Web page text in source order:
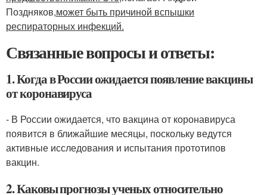
Поздняков,может быть причиной вспышки
респираторных инфекций.
Связанные вопросы и ответы:
1. Когда в России ожидается появление вакцины
от коронавируса
- В России ожидается, что вакцина от коронавируса
появится в ближайшие месяцы, поскольку ведутся
активные исследования и испытания прототипов
вакцин.
2. Каковы прогнозы ученых относительно